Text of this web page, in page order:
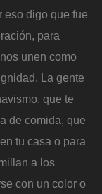
eso digo que fue
para
unen como
La gente
que te
de comida, que
tu casa o para
a los
con un color o